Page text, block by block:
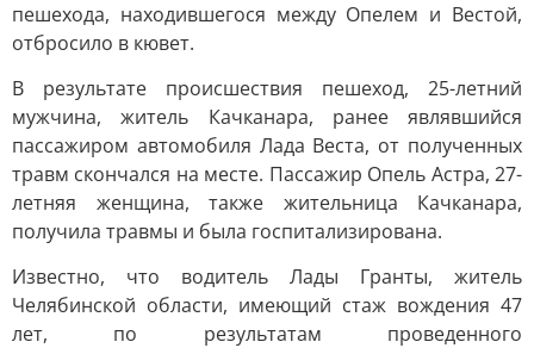
пешехода, находившегося между Опелем и Вестой,
отбросило в кювет.
В результате происшествия пешеход, 25-летний
мужчина, житель Качканара, ранее являвшийся
пассажиром автомобиля Лада Веста, от полученных
травм скончался на месте. Пассажир Опель Астра, 27-
летняя женщина, также жительница Качканара,
получила травмы и была госпитализирована.
Известно, что водитель Лады Гранты, житель
Челябинской области, имеющий стаж вождения 47
лет, по результатам проведенного